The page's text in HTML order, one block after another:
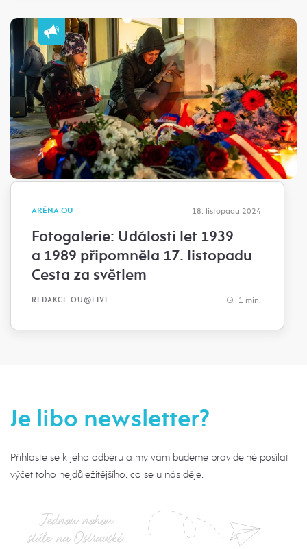
ARÉNA OU 18. listopadu 2024
Fotogalerie: Události let 1939
a 1989 připomněla 17. listopadu
Cesta za světlem
REDAKCE OU@LIVE 1 min.
Je libo newsletter?
Přihlaste se k jeho odběru a my vám budeme pravidelně posílat
výčet toho nejdůležitějšího, co se u nás děje.
Jednou nohou
stále na Ostravské